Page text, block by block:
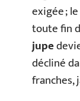
exigée ;
toute fin
jupe
décliné
franches,